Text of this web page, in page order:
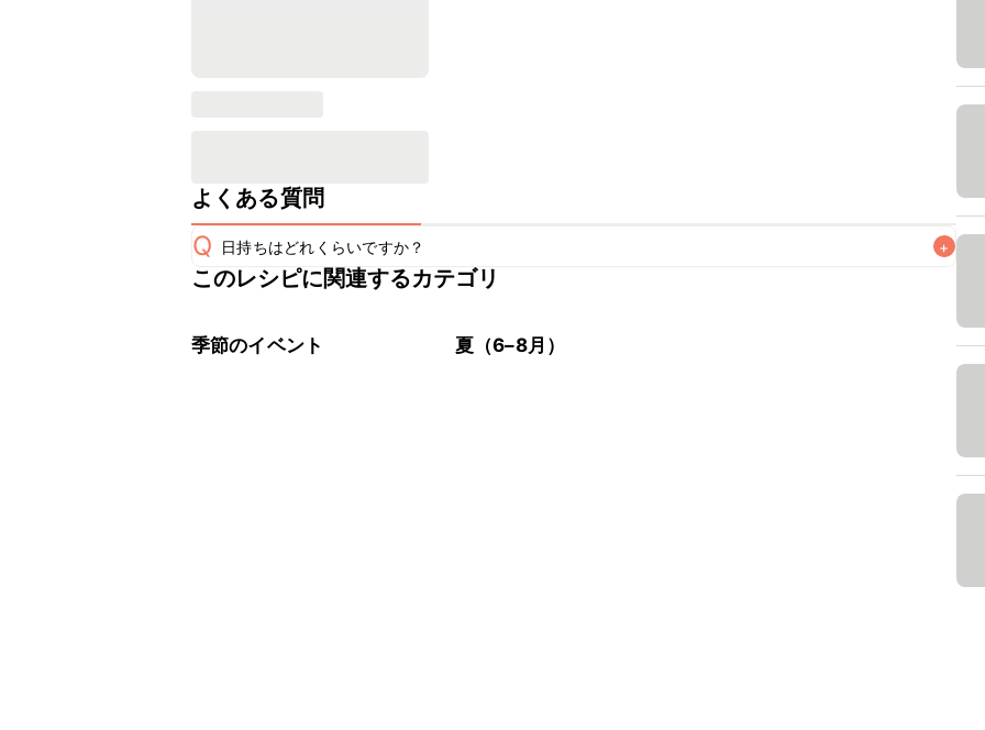
よくある質問
Q 日持ちはどれくらいですか？ +
保存期間は冷蔵で当日中が目安です。なるべくお早めにお召し上がりください。
※日持ちは目安です。
このレシピに関連するカテゴリ
季節のイベント 夏（6–8月）